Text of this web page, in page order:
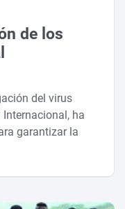
de los
del virus
Internacional, ha
garantizar la